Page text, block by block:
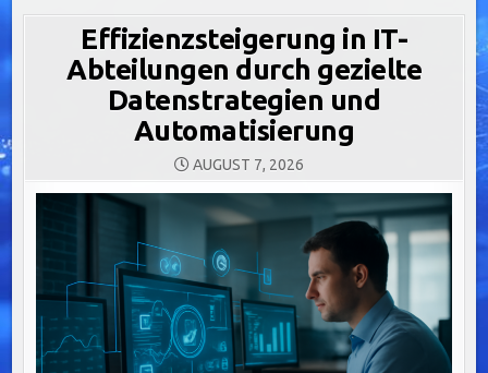
Effizienzsteigerung in IT-
Abteilungen durch gezielte
Datenstrategien und
Automatisierung
AUGUST 7, 2026